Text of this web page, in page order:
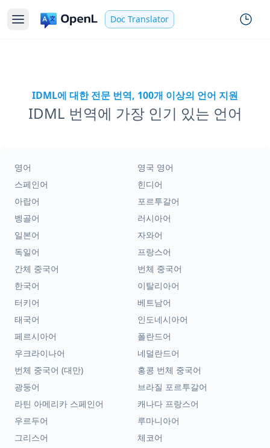
Doc Translator
IDML에 대한 전문 번역, 100개 이상의 언어 지원
IDML 번역에 가장 인기 있는 언어
영어
영국 영어
스페인어
힌디어
아랍어
포르투갈어
벵골어
러시아어
일본어
자와어
독일어
프랑스어
간체 중국어
번체 중국어
한국어
이탈리아어
터키어
베트남어
태국어
인도네시아어
페르시아어
폴란드어
우크라이나어
네덜란드어
번체 중국어 (대만)
홍콩 번체 중국어
광둥어
브라질 포르투갈어
라틴 아메리카 스페인어
캐나다 프랑스어
우르두어
루마니아어
그리스어
체코어